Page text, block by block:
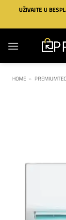
Preskoči
sadržaj
UŽIVAJTE U
HOME »